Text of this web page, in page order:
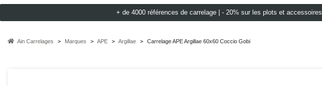
+ de 4000 références de carrelage | - 20% sur les plots et accessoires
Ain Carrelages Marques APE Argillae Carrelage APE Argillae 60x60 Coccio Gobi